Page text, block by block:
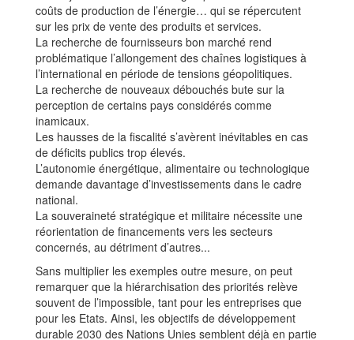
coûts de production de l’énergie… qui se répercutent
sur les prix de vente des produits et services.
La recherche de fournisseurs bon marché rend
problématique l’allongement des chaînes logistiques à
l’international en période de tensions géopolitiques.
La recherche de nouveaux débouchés bute sur la
perception de certains pays considérés comme
inamicaux.
Les hausses de la fiscalité s’avèrent inévitables en cas
de déficits publics trop élevés.
L’autonomie énergétique, alimentaire ou technologique
demande davantage d’investissements dans le cadre
national.
La souveraineté stratégique et militaire nécessite une
réorientation de financements vers les secteurs
concernés, au détriment d’autres...
Sans multiplier les exemples outre mesure, on peut
remarquer que la hiérarchisation des priorités relève
souvent de l’impossible, tant pour les entreprises que
pour les Etats. Ainsi, les objectifs de développement
durable 2030 des Nations Unies semblent déjà en partie